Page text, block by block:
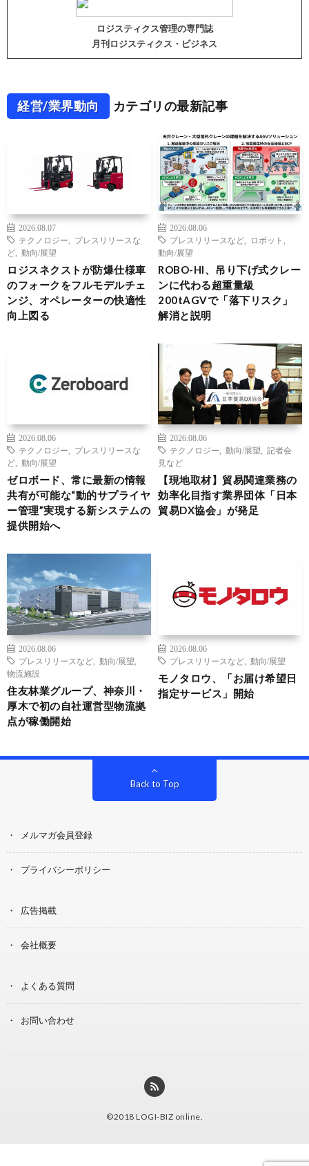
ロジスティクス管理の専門誌
月刊ロジスティクス・ビジネス
経営/業界動向 カテゴリの最新記事
2026.08.07
テクノロジー
プレスリリースな
ど
動向/展望
ロジスネクストが防爆仕様車
のフォークをフルモデルチェ
ンジ、オペレーターの快適性
向上図る
2026.08.06
プレスリリースなど
ロボット
動向/展望
ROBO-HI、吊り下げ式クレー
ンに代わる超重量級
200tAGVで「落下リスク」
解消と説明
2026.08.06
テクノロジー
プレスリリースな
ど
動向/展望
ゼロボード、常に最新の情報
共有が可能な“動的サプライヤ
ー管理”実現する新システムの
提供開始へ
2026.08.06
テクノロジー
動向/展望
記者会
見など
【現地取材】貿易関連業務の
効率化目指す業界団体「日本
貿易DX協会」が発足
2026.08.06
プレスリリースなど
動向/展望
物流施設
住友林業グループ、神奈川・
厚木で初の自社運営型物流拠
点が稼働開始
2026.08.06
プレスリリースなど
動向/展望
モノタロウ、「お届け希望日
指定サービス」開始
Back to Top
メルマガ会員登録
プライバシーポリシー
広告掲載
会社概要
よくある質問
お問い合わせ
©2018 LOGI-BIZ online